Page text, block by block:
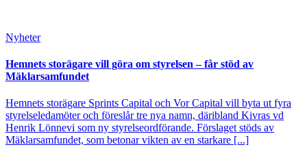
Nyheter
Hemnets storägare vill göra om styrelsen – får stöd av
Mäklarsamfundet
Hemnets storägare Sprints Capital och Vor Capital vill byta ut fyra
styrelseledamöter och föreslår tre nya namn, däribland Kivras vd
Henrik Lönnevi som ny styrelseordförande. Förslaget stöds av
Mäklarsamfundet, som betonar vikten av en starkare [...]